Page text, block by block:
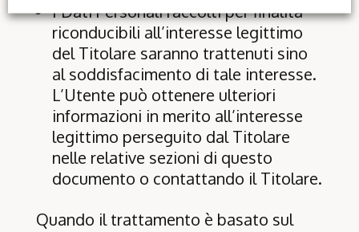
I Dati Personali raccolti per finalità
riconducibili all’interesse legittimo
del Titolare saranno trattenuti sino
al soddisfacimento di tale interesse.
L’Utente può ottenere ulteriori
informazioni in merito all’interesse
legittimo perseguito dal Titolare
nelle relative sezioni di questo
documento o contattando il Titolare.
Quando il trattamento è basato sul